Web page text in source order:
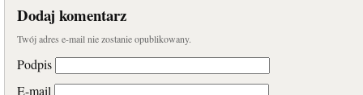
Dodaj komentarz
Twój adres e-mail nie zostanie opublikowany.
Podpis
E-mail